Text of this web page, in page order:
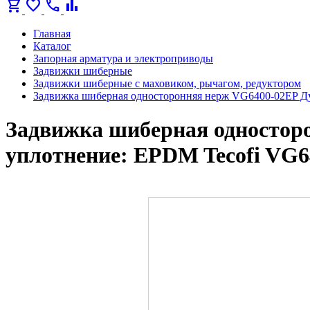
shopping_cart favorite call bar_chart
Главная
Каталог
Запорная арматура и электроприводы
Задвижки шиберные
Задвижки шиберные с маховиком, рычагом, редуктором
Задвижка шиберная односторонняя нерж VG6400-02EP
Задвижка шиберная
уплотнение: EPDM Tecofi